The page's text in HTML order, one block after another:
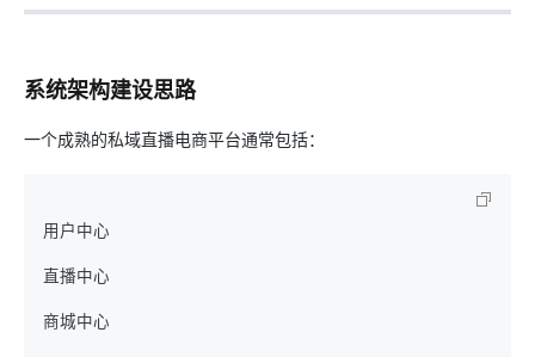
系统架构建设思路
一个成熟的私域直播电商平台通常包括：
用户中心
直播中心
商城中心